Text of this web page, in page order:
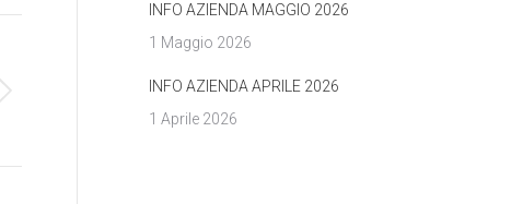
INFO AZIENDA MAGGIO 2026
1 Maggio 2026
INFO AZIENDA APRILE 2026
1 Aprile 2026